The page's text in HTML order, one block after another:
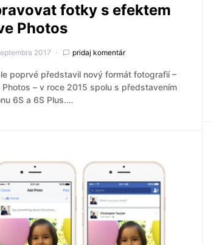
fotky s efektem
Photos
2017 pridaj komentár
poprvé představil nový formát fotografií –
Photos – v roce 2015 spolu s představením
6S a 6S Plus.…